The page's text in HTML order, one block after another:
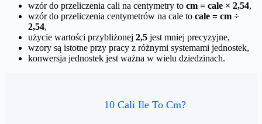
wzór do przeliczenia cali na centymetry to cm = cale × 2,54,
wzór do przeliczenia centymetrów na cale to cale = cm ÷
2,54,
użycie wartości przybliżonej 2,5 jest mniej precyzyjne,
wzory są istotne przy pracy z różnymi systemami jednostek,
konwersja jednostek jest ważna w wielu dziedzinach.
10 Cali Ile To Cm?